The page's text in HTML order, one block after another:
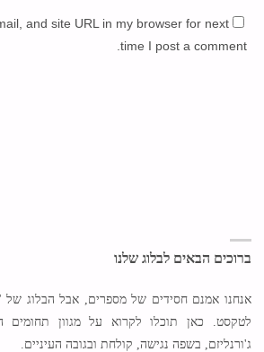
and site URL in my browser for next
time I post a comment.
ברוכים הבאים לבלוג שלנו
אנחנו אמנם חסידים של מספרים, אבל הבלוג של
לטקסט. כאן תוכלו לקרוא על מגוון תחומים
ג'ורנליזם, בשפה נגישה, קולחת ובגובה העיניים.